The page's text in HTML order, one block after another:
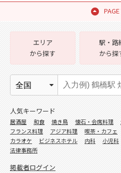
エリア
から探す
駅・路
から探
人気キーワード
居酒屋 和食 焼き鳥 懐石・会席料理
フランス料理
アジア料理 喫茶・カフェ
カラオケ
ビジネスホテル 内科 小児科
法律事務所
掲載者ログイン